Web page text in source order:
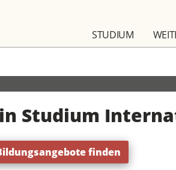
STUDIUM
Studium
finden